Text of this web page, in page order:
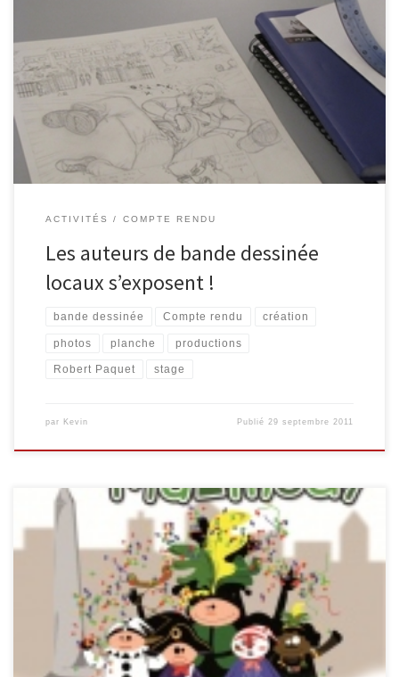
Au mois d’août 2010, un stage d’initiation à la bande dessinée a
été organisé par l’EPN de Malmedy. Son compte-rendu est
d’ailleurs présenté ici. Cette année encore, le stage a fait la part
belle à la créativité. Les stagiaires ont profité des conseils de
Robert Paquet pour réaliser une planche. Cinq matinées […]
ACTIVITÉS COMPTE RENDU
Les auteurs de bande dessinée
locaux s’exposent !
bande dessinée Compte rendu création
photos planche productions
Robert Paquet stage
par Kevin Publié 29 septembre 2011
Bon nombre de photographes ont sillonné les rues de Malmedy
pendant le Cwarmé. Trois d’entre eux nous font le plaisir de
mettre en ligne leurs clichés et/ou captures vidéos. – Dominic
JACOB – François DETRY, via le site ArdenneWeb : – Telefiesse Par
ailleurs, la Ville de Malmedy a mis […]